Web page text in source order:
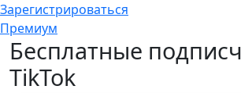
Зарегистрироваться
Премиум
Бесплатные
TikTok